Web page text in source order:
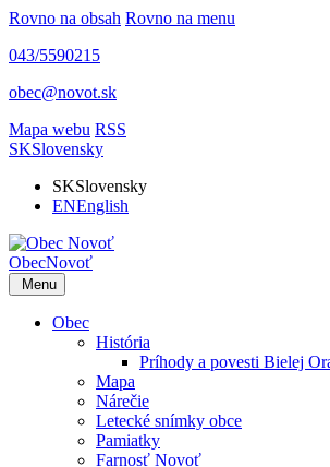
Rovno na obsah Rovno na menu
043/5590215
obec@novot.sk
Mapa webu RSS
SKSlovensky
SKSlovensky
ENEnglish
ObecNovoť
Menu
Obec
História
Príhody a povesti Bielej
Mapa
Nárečie
Letecké snímky obce
Pamiatky
Farnosť Novoť